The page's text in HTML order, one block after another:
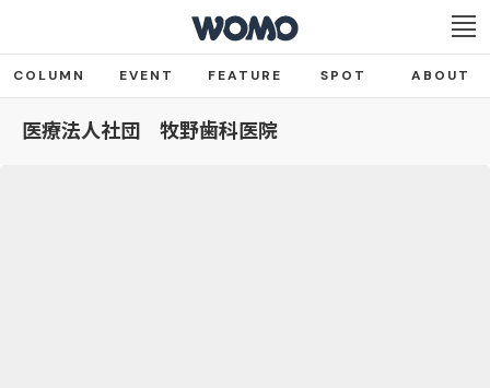
COLUMN EVENT FEATURE SPOT ABOUT
医療法人社団 牧野歯科医院